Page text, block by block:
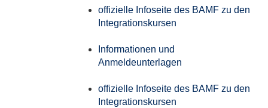
offizielle Infoseite des BAMF zu den
Integrationskursen
Informationen und
Anmeldeunterlagen
offizielle Infoseite des BAMF zu den
Integrationskursen